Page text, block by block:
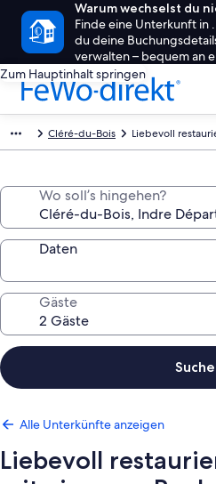
Warum wechselst du
Finde eine Unterkunft in
du deine
verwalten – bequem an
Zum Hauptinhalt springen
Cléré-du-Bois Liebevoll
Wo soll’s hingehen?
Daten
Gäste
Alle Unterkünfte anzeigen
Liebevoll